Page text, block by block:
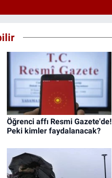
Öğrenci affı Resmi Gazete'de!
Peki kimler faydalanacak?